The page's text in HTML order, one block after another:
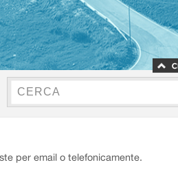
per email o telefonicamente.